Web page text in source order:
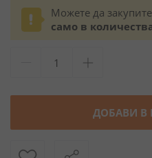
Можете да
само в
ДОБАВИ В